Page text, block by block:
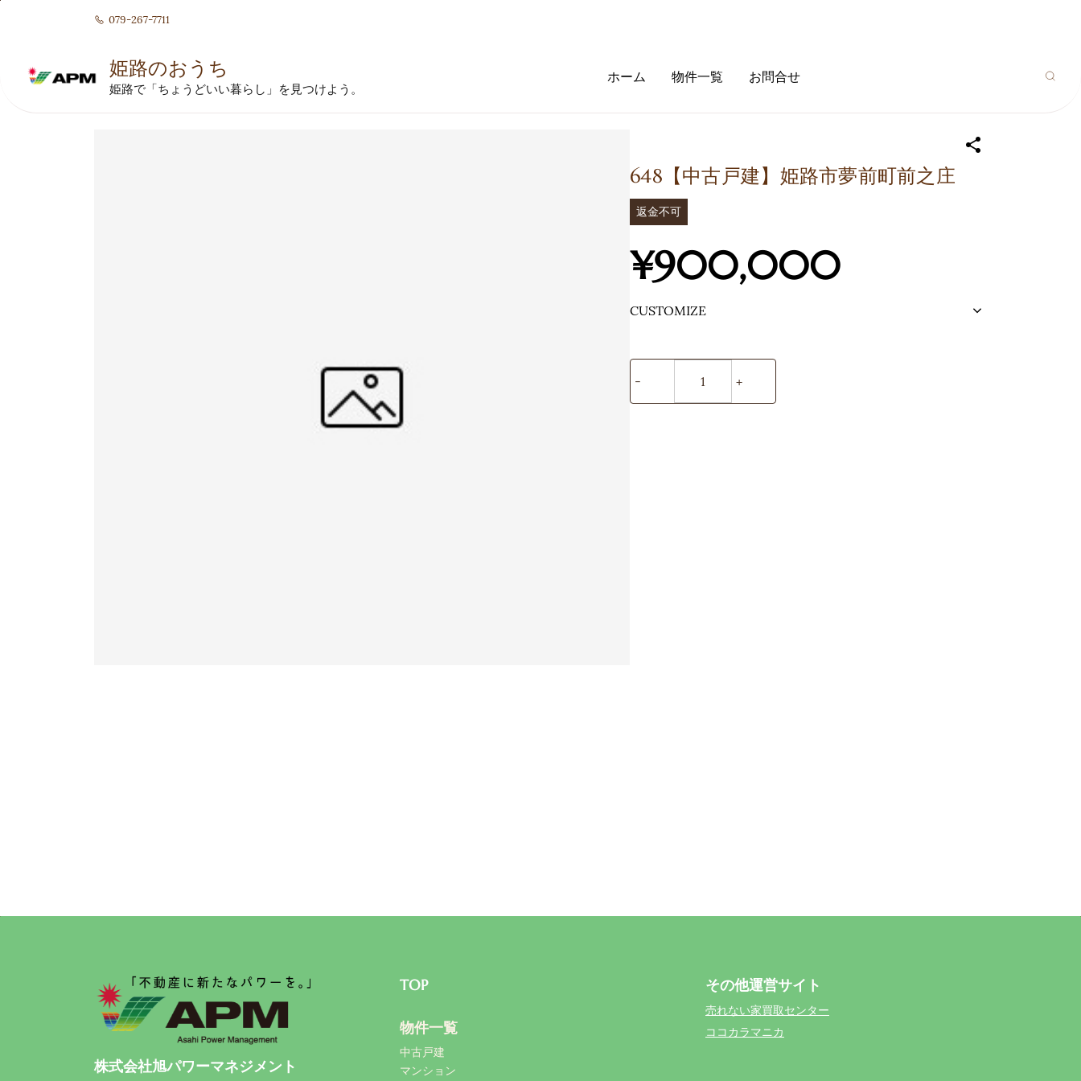
079-267-7711
姫路のおうち
姫路で「ちょうどいい暮らし」を見つけよう。
ホーム 物件一覧 お問合せ
648【中古戸建】姫路市夢前町前之庄
返金不可
¥900,000
CUSTOMIZE
株式会社旭パワーマネジメント
TOP
物件一覧
中古戸建
マンション
その他運営サイト
売れない家買取センター
ココカラマニカ